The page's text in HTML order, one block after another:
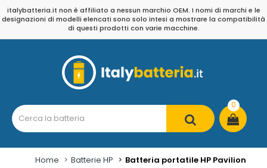
italybatteria.it non è affiliato a nessun marchio OEM. I nomi di marchi e le
designazioni di modelli elencati sono solo intesi a mostrare la compatibilità
di questi prodotti con varie macchine.
0
Home Batterie HP
Batteria portatile HP Pavilion